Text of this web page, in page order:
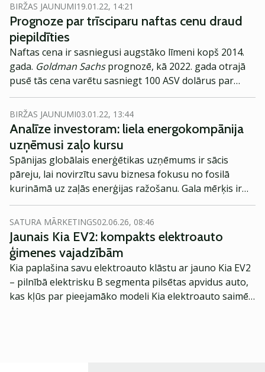
BIRŽAS JAUNUMI19.01.22, 14:21
Prognoze par trīsciparu naftas cenu draud
piepildīties
Naftas cena ir sasniegusi augstāko līmeni kopš 2014.
gada. Goldman Sachsprognozē, kā 2022. gada otrajā
pusē tās cena varētu sasniegt 100 ASV dolārus par
barelu. Diemžēl, OPEC+ iespējas un vēlme pazemināt
naftas cenas ir ierobežotas.
BIRŽAS JAUNUMI03.01.22, 13:44
Analīze investoram: liela energokompānija
uzņēmusi zaļo kursu
Spānijas globālais enerģētikas uzņēmums ir sācis
pāreju, lai novirzītu savu biznesa fokusu no fosilā
kurināmā uz zaļās enerģijas ražošanu. Gala mērķis ir
panākt, lai uzņēmums līdz 2050. gadam kļūtu oglekļa
neitrāls (carbon neutral).
SATURA MĀRKETINGS02.06.26, 08:46
Jaunais Kia EV2: kompakts elektroauto
ģimenes vajadzībām
Kia paplašina savu elektroauto klāstu ar jauno Kia EV2
– pilnībā elektrisku B segmenta pilsētas apvidus auto,
kas kļūs par pieejamāko modeli Kia elektroauto saimē